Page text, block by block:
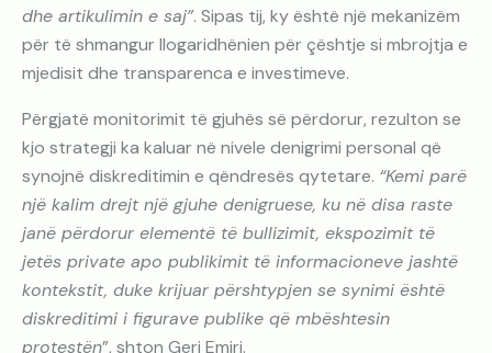
dhe artikulimin e saj”. Sipas tij, ky është një mekanizëm
për të shmangur llogaridhënien për çështje si mbrojtja e
mjedisit dhe transparenca e investimeve.
Përgjatë monitorimit të gjuhës së përdorur, rezulton se
kjo strategji ka kaluar në nivele denigrimi personal që
synojnë diskreditimin e qëndresës qytetare. “Kemi parë
një kalim drejt një gjuhe denigruese, ku në disa raste
janë përdorur elementë të bullizimit, ekspozimit të
jetës private apo publikimit të informacioneve jashtë
kontekstit, duke krijuar përshtypjen se synimi është
diskreditimi i figurave publike që mbështesin
protestën”, shton Geri Emiri.